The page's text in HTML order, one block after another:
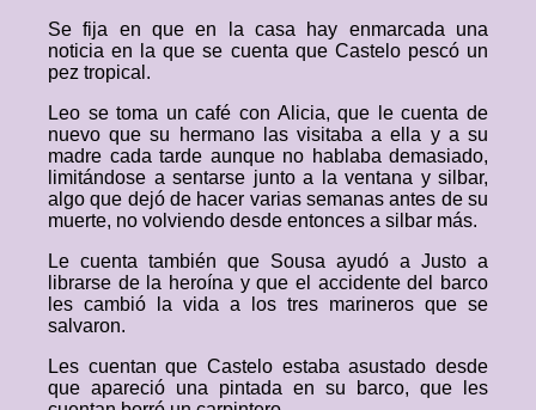
Se fija en que en la casa hay enmarcada una
noticia en la que se cuenta que Castelo pescó un
pez tropical.
Leo se toma un café con Alicia, que le cuenta de
nuevo que su hermano las visitaba a ella y a su
madre cada tarde aunque no hablaba demasiado,
limitándose a sentarse junto a la ventana y silbar,
algo que dejó de hacer varias semanas antes de su
muerte, no volviendo desde entonces a silbar más.
Le cuenta también que Sousa ayudó a Justo a
librarse de la heroína y que el accidente del barco
les cambió la vida a los tres marineros que se
salvaron.
Les cuentan que Castelo estaba asustado desde
que apareció una pintada en su barco, que les